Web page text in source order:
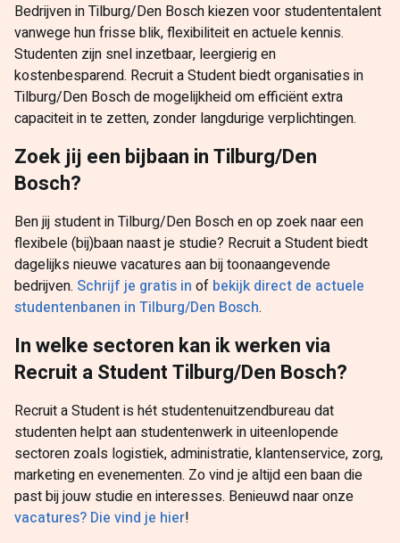
Bedrijven in Tilburg/Den Bosch kiezen voor studententalent
vanwege hun frisse blik, flexibiliteit en actuele kennis.
Studenten zijn snel inzetbaar, leergierig en
kostenbesparend. Recruit a Student biedt organisaties in
Tilburg/Den Bosch de mogelijkheid om efficiënt extra
capaciteit in te zetten, zonder langdurige verplichtingen.
Zoek jij een bijbaan in Tilburg/Den
Bosch?
Ben jij student in Tilburg/Den Bosch en op zoek naar een
flexibele (bij)baan naast je studie? Recruit a Student biedt
dagelijks nieuwe vacatures aan bij toonaangevende
bedrijven. Schrijf je gratis in of bekijk direct de actuele
studentenbanen in Tilburg/Den Bosch.
In welke sectoren kan ik werken via
Recruit a Student Tilburg/Den Bosch?
Recruit a Student is hét studentenuitzendbureau dat
studenten helpt aan studentenwerk in uiteenlopende
sectoren zoals logistiek, administratie, klantenservice, zorg,
marketing en evenementen. Zo vind je altijd een baan die
past bij jouw studie en interesses. Benieuwd naar onze
vacatures? Die vind je hier!